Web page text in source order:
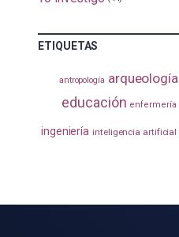
ETIQUETAS
antropología arqueología
educación enfermería
ingeniería inteligencia artificial